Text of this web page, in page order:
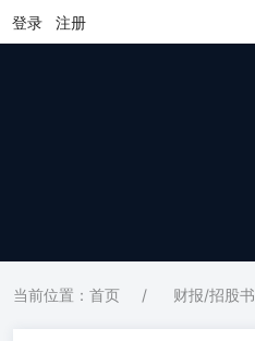
登录 注册
当前位置：首页 / 财报/招股书